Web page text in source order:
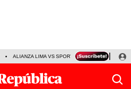
ALIANZA LIMA VS SPORT BOYS JORGE